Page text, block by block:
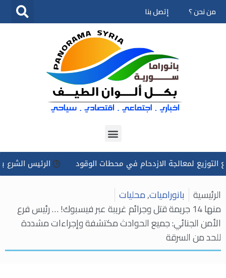
تخطى
من نحن ؟ إتصل بنا
الازدحام في محطات الوقود الرئيس الشرع يوجه
الرئيسية بانوراميات,محليات
منها 14 جريمة قتل وجرائم غريبة عبر فيسبوك! … رئيس فرع
الأمن الجنائي: جميع الحوادث مكتشفة وإجراءات مشددة
للحد من السرقة